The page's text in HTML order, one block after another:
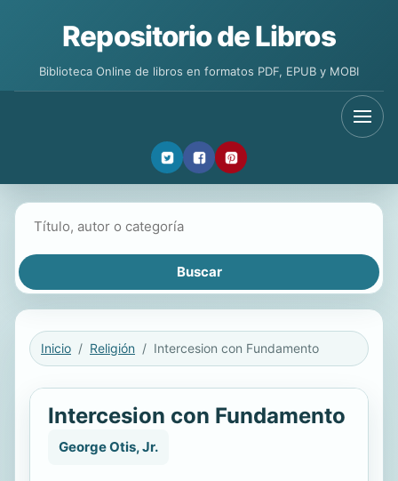
Repositorio de Libros
Biblioteca Online de libros en formatos PDF, EPUB y MOBI
Inicio Religión Intercesion con Fundamento
Intercesion con Fundamento
George Otis, Jr.